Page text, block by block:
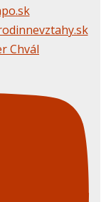
Chvál